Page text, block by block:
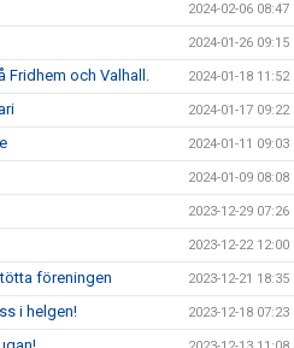
2024-02-06 08:47
2024-01-26 09:15
Fridhem och Valhall. 2024-01-18 11:52
2024-01-17 09:22
2024-01-11 09:03
2024-01-09 08:08
2023-12-29 07:26
2023-12-22 12:00
föreningen 2023-12-21 18:35
i helgen! 2023-12-18 07:23